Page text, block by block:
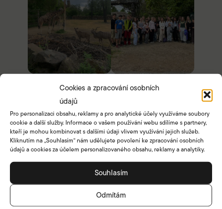
Cookies a zpracování osobních
údajů
Pro personalizaci obsahu, reklamy a pro analytické účely využíváme soubory
cookie a další služby. Informace o vašem používání webu sdílíme s partnery,
kteří je mohou kombinovat s dalšími údaji vlivem využívání jejich služeb.
Kliknutím na „Souhlasím“ nám udělujete povolení ke zpracování osobních
údajů a cookies za účelem personalizovaného obsahu, reklamy a analytiky.
Souhlasím
Odmítám